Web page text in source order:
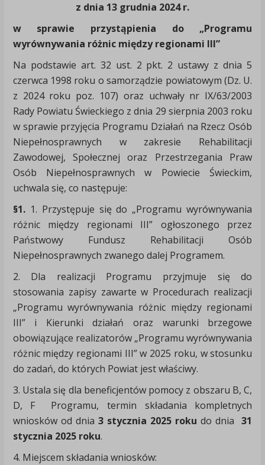
z dnia 13 grudnia 2024 r.
w sprawie przystąpienia do „Programu
wyrównywania różnic między regionami III”
Na podstawie art. 32 ust. 2 pkt. 2 ustawy z dnia 5
czerwca 1998 roku o samorządzie powiatowym (Dz. U.
z 2024 roku poz. 107) oraz uchwały nr IX/63/2003
Rady Powiatu Świeckiego z dnia 29 sierpnia 2003 roku
w sprawie przyjęcia Programu Działań na Rzecz Osób
Niepełnosprawnych w zakresie Rehabilitacji
Zawodowej, Społecznej oraz Przestrzegania Praw
Osób Niepełnosprawnych w Powiecie Świeckim,
uchwala się, co następuje:
§1. 1. Przystępuje się do „Programu wyrównywania
różnic między regionami III” ogłoszonego przez
Państwowy Fundusz Rehabilitacji Osób
Niepełnosprawnych zwanego dalej Programem.
2. Dla realizacji Programu przyjmuje się do
stosowania zapisy zawarte w Procedurach realizacji
„Programu wyrównywania różnic między regionami
III” i Kierunki działań oraz warunki brzegowe
obowiązujące realizatorów „Programu wyrównywania
różnic między regionami III” w 2025 roku, w stosunku
do zadań, do których Powiat jest właściwy.
3. Ustala się dla beneficjentów pomocy z obszaru B, C,
D, F Programu, termin składania kompletnych
wniosków od dnia 3 stycznia 2025 roku do dnia 31
stycznia 2025 roku.
4. Miejscem składania wniosków: